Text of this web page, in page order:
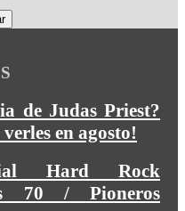
de Judas Priest?
en agosto!
Hard Rock
70 / Pioneros